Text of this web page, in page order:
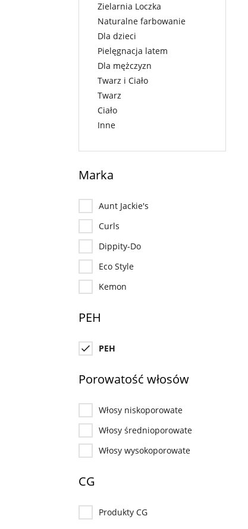
Zielarnia Loczka
Naturalne farbowanie
Dla dzieci
Pielęgnacja latem
Dla mężczyzn
Twarz i Ciało
Twarz
Ciało
Inne
Marka
Aunt Jackie's
Curls
Dippity-Do
Eco Style
Kemon
PEH
PEH
Porowatość włosów
Włosy niskoporowate
Włosy średnioporowate
Włosy wysokoporowate
CG
Produkty CG